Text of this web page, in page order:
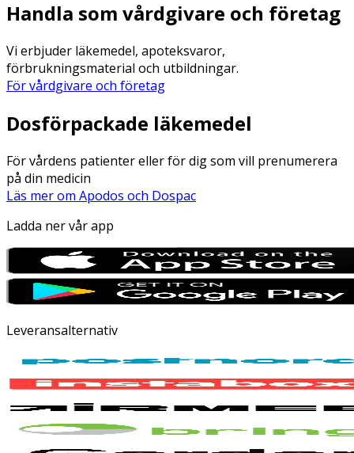
Handla som vårdgivare och företag
Vi erbjuder läkemedel, apoteksvaror,
förbrukningsmaterial och utbildningar.
För vårdgivare och företag
Dosförpackade läkemedel
För vårdens patienter eller för dig som vill prenumerera
på din medicin
Läs mer om Apodos och Dospac
Ladda ner vår app
Leveransalternativ